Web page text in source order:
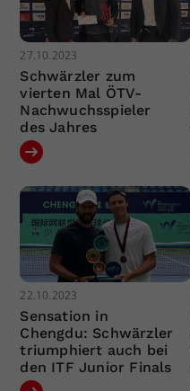
27.10.2023
Schwärzler zum
vierten Mal ÖTV-
Nachwuchsspieler
des Jahres
22.10.2023
Sensation in
Chengdu: Schwärzler
triumphiert auch bei
den ITF Junior Finals